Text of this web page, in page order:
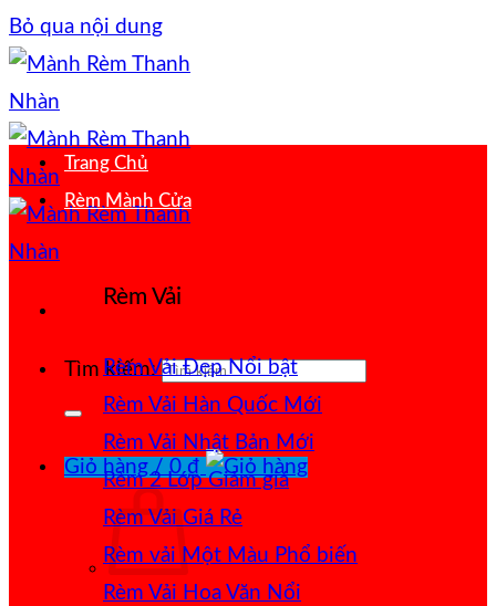
Bỏ qua nội dung
Tìm kiếm:
Giỏ hàng /0₫
Trang Chủ
Rèm Mành Cửa
Rèm Vải
Rèm Vải Đẹp
Rèm Vải Hàn Quốc
Rèm Vải Nhật Bản
Rèm 2 Lớp
Rèm Vải Giá Rẻ
Rèm vải Một Màu
Rèm Vải Hoa Văn Nổi